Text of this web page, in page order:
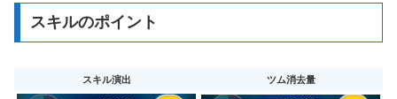
スキルのポイント
スキル演出 ツム消去量